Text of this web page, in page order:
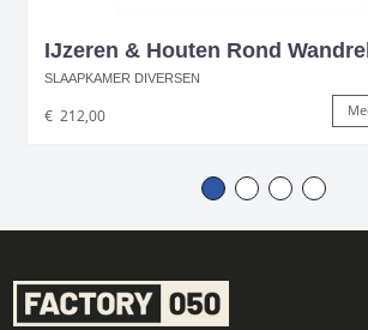
IJzeren & Houten Rond
SLAAPKAMER DIVERSEN
€ 212,00